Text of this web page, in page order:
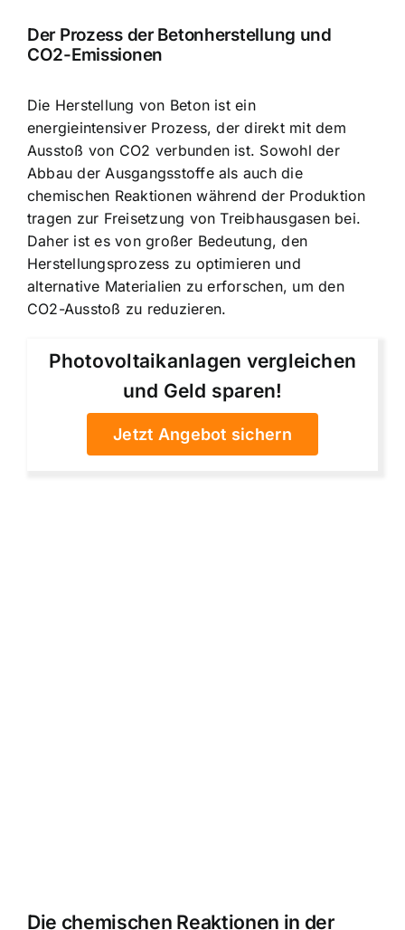
Der Prozess der Betonherstellung und
CO2-Emissionen
Die Herstellung von Beton ist ein
energieintensiver Prozess, der direkt mit dem
Ausstoß von CO2 verbunden ist. Sowohl der
Abbau der Ausgangsstoffe als auch die
chemischen Reaktionen während der Produktion
tragen zur Freisetzung von Treibhausgasen bei.
Daher ist es von großer Bedeutung, den
Herstellungsprozess zu optimieren und
alternative Materialien zu erforschen, um den
CO2-Ausstoß zu reduzieren.
Photovoltaikanlagen vergleichen
und Geld sparen!
Jetzt Angebot sichern
Die chemischen Reaktionen in der